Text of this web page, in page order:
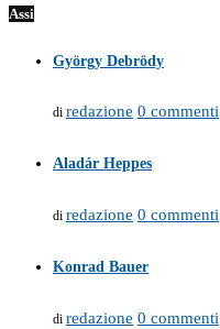
Assi
György Debrödy
di redazione 0 commenti
Aladár Heppes
di redazione 0 commenti
Konrad Bauer
di redazione 0 commenti